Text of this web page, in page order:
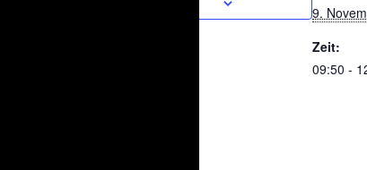
9.
Zeit:
09:50 -